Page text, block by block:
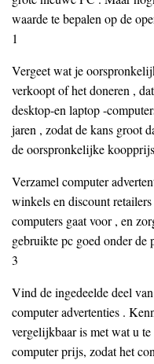
waarde te bepalen op de
1
Vergeet wat je
verkoopt of het doneren ,
desktop-en laptop -
jaren , zodat de kans groot
de oorspronkelijke
Verzamel computer
winkels en discount
computers gaat voor , en
gebruikte pc goed onder de
3
Vind de ingedeelde deel
computer advertenties .
vergelijkbaar is met wat u
computer prijs, zodat het